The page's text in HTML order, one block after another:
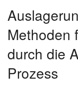
Methoden
durch die
Prozess